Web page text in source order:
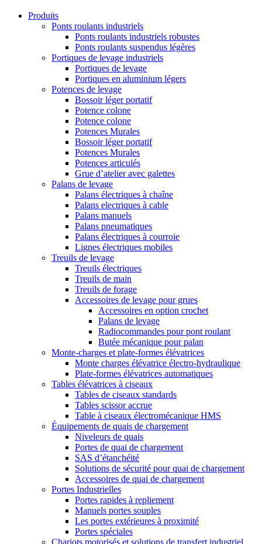
Produits
Ponts roulants industriels
Ponts roulants industriels robustes
Ponts roulants suspendus légères
Portiques de levage industriels
Portiques de levage
Portiques en aluminium légers
Potences de levage
Bossoir léger portatif
Potence colone
Potence colone
Potences Murales
Bossoir léger portatif
Potences Murales
Potences articulés
Grue d’atelier avec galettes
Palans de levage
Palans électriques à chaîne
Palans electriques à cable
Palans manuels
Palans pneumatiques
Palans électriques à courroie
Lignes électriques mobiles
Treuils de levage
Treuils électriques
Treuils de main
Treuils de forage
Accessoires de levage pour grues
Accessoires en option crochet
Palans de levage
Radiocommandes pour pont roulant
Butée mécanique pour palan
Monte-charges et plate-formes élévatrices
Monte charges élévatrice électro-hydraulique
Plate-formes élévatrices automatiques
Tables élévatrices à ciseaux
Tables de ciseaux standards
Tables scissor accrue
Table à ciseaux électromécanique HMS
Équipements de quais de chargement
Niveleurs de quais
Portes de quai de chargement
SAS d’étanchéité
Solutions de sécurité pour quai de chargement
Accessoires de quai de chargement
Portes Industrielles
Portes rapides à repliement
Manuels portes souples
Les portes extérieures à proximité
Portes spéciales